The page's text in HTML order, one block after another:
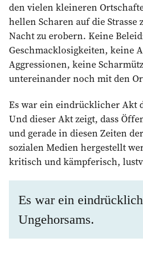
den vielen kleineren
hellen Scharen auf die Strasse
Nacht zu erobern. Keine
Geschmacklosigkeiten, keine
Aggressionen, keine
untereinander noch mit den
Es war ein eindrücklicher Akt
Und dieser Akt zeigt, dass
und gerade in diesen Zeiten
sozialen Medien hergestellt
kritisch und kämpferisch,
Es war ein
Ungehorsams.